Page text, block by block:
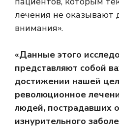
лечения не оказывают
внимания».
«Данные этого
представляют собой
достижении нашей
революционное
людей, пострадавших
изнурительного